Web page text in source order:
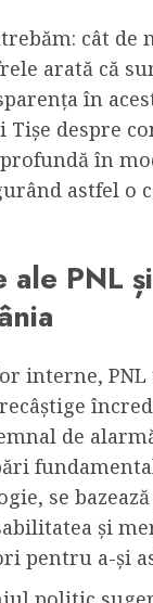
cât de
arată că
în
despre
în
astfel o
PNL
interne, PNL
de
se
și
pentru a-și